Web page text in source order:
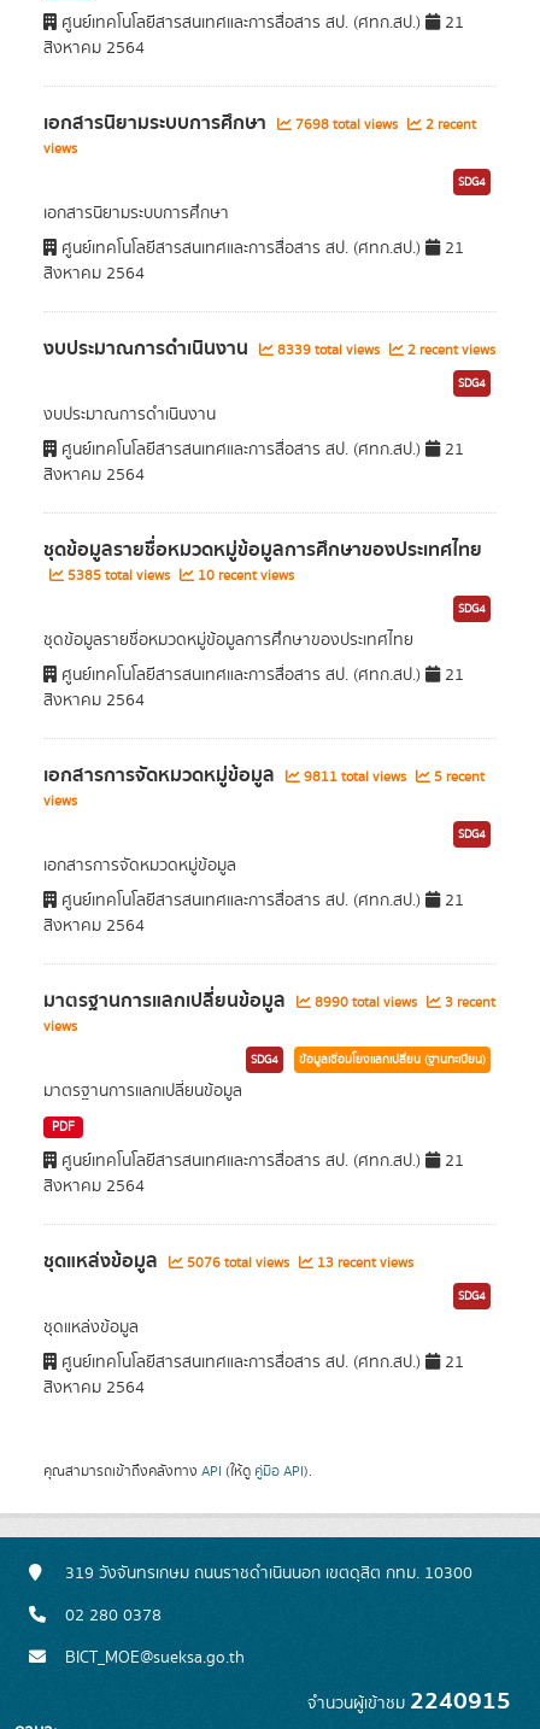
ศูนย์เทคโนโลยีสารสนเทศและการสื่อสาร สป. (ศทก.สป.)
21
สิงหาคม 2564
เอกสารนิยามระบบการศึกษา 7698 total views
2 recent
views
SDG4
เอกสารนิยามระบบการศึกษา
ศูนย์เทคโนโลยีสารสนเทศและการสื่อสาร สป. (ศทก.สป.)
21
สิงหาคม 2564
งบประมาณการดำเนินงาน 8339 total views 2 recent views
SDG4
งบประมาณการดำเนินงาน
ศูนย์เทคโนโลยีสารสนเทศและการสื่อสาร สป. (ศทก.สป.)
21
สิงหาคม 2564
ชุดข้อมูลรายชื่อหมวดหมู่ข้อมูลการศึกษาของประเทศไทย
5385 total views 10 recent views
SDG4
ชุดข้อมูลรายชื่อหมวดหมู่ข้อมูลการศึกษาของประเทศไทย
ศูนย์เทคโนโลยีสารสนเทศและการสื่อสาร สป. (ศทก.สป.)
21
สิงหาคม 2564
เอกสารการจัดหมวดหมู่ข้อมูล 9811 total views
5 recent
views
SDG4
เอกสารการจัดหมวดหมู่ข้อมูล
ศูนย์เทคโนโลยีสารสนเทศและการสื่อสาร สป. (ศทก.สป.)
21
สิงหาคม 2564
มาตรฐานการแลกเปลี่ยนข้อมูล 8990 total views
3 recent
views
SDG4 ข้อมูลเชื่อมโยงแลกเปลี่ยน (ฐานทะเบียน)
มาตรฐานการแลกเปลี่ยนข้อมูล
PDF
ศูนย์เทคโนโลยีสารสนเทศและการสื่อสาร สป. (ศทก.สป.)
21
สิงหาคม 2564
ชุดแหล่งข้อมูล 5076 total views 13 recent views
SDG4
ชุดแหล่งข้อมูล
ศูนย์เทคโนโลยีสารสนเทศและการสื่อสาร สป. (ศทก.สป.)
21
สิงหาคม 2564
คุณสามารถเข้าถึงคลังทาง API (ให้ดู คู่มือ API).
319 วังจันทรเกษม ถนนราชดำเนินนอก เขตดุสิต กทม. 10300
02 280 0378
BICT_MOE@sueksa.go.th
จำนวนผู้เข้าชม 2240915